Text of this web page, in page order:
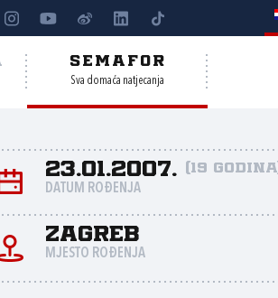
SEMAFOR
Sva domaća natjecanja
23.01.2007. (19 godina)
DATUM ROĐENJA
Zagreb
MJESTO ROĐENJA